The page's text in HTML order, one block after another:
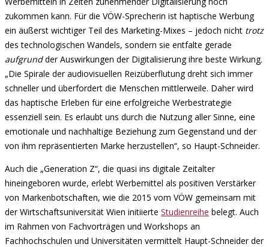
zukommen kann. Für die VÖW-Sprecherin ist haptische Werbung
ein äußerst wichtiger Teil des Marketing-Mixes – jedoch nicht trotz
des technologischen Wandels, sondern sie entfalte gerade
aufgrundder Auswirkungen der Digitalisierung ihre beste Wirkung.
„Die Spirale der audiovisuellen Reizüberflutung dreht sich immer
schneller und überfordert die Menschen mittlerweile. Daher wird
das haptische Erleben für eine erfolgreiche Werbestrategie
essenziell sein. Es erlaubt uns durch die Nutzung aller Sinne, eine
emotionale und nachhaltige Beziehung zum Gegenstand und der
von ihm repräsentierten Marke herzustellen“, so Haupt-Schneider.
Auch die „Generation Z“, die quasi ins digitale Zeitalter
hineingeboren wurde, erlebt Werbemittel als positiven Verstärker
von Markenbotschaften, wie die 2015 vom VÖW gemeinsam mit
der Wirtschaftsuniversität Wien initiierte Studienreihe belegt. Auch
im Rahmen von Fachvorträgen und Workshops an
Fachhochschulen und Universitäten vermittelt Haupt-Schneider der